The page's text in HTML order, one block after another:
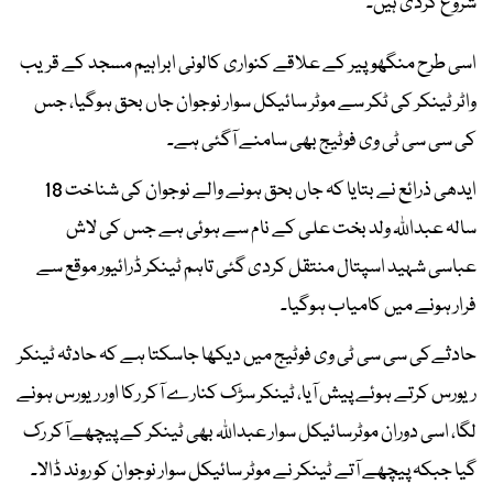
اسی طرح منگھوپیر کے علاقے کنواری کالونی ابراہیم مسجد کے قریب
واٹر ٹینکر کی ٹکر سے موٹر سائیکل سوار نوجوان جاں بحق ہوگیا، جس
کی سی سی ٹی وی فوٹیج بھی سامنے آگئی ہے۔
ایدھی ذرائع نے بتایا کہ جاں بحق ہونے والے نوجوان کی شناخت 18
سالہ عبداللہ ولد بخت علی کے نام سے ہوئی ہے جس کی لاش
عباسی شہید اسپتال منتقل کردی گئی تاہم ٹینکر ڈرائیور موقع سے
فرار ہونے میں کامیاب ہوگیا۔
حادثےکی سی سی ٹی وی فوٹیج میں دیکھا جاسکتا ہے کہ حادثہ ٹینکر
ریورس کرتے ہوئے پیش آیا، ٹینکر سڑک کنارے آکر رکا اور ریورس ہونے
لگا، اسی دوران موٹرسائیکل سوار عبداللہ بھی ٹینکر کے پیچھےآکر رک
گیا جبکہ پیچھے آتے ٹینکر نے موٹر سائیکل سوار نوجوان کو روند ڈالا۔